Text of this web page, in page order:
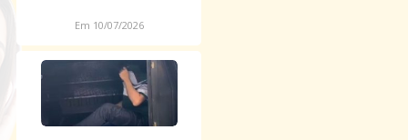
Em 10/07/2026